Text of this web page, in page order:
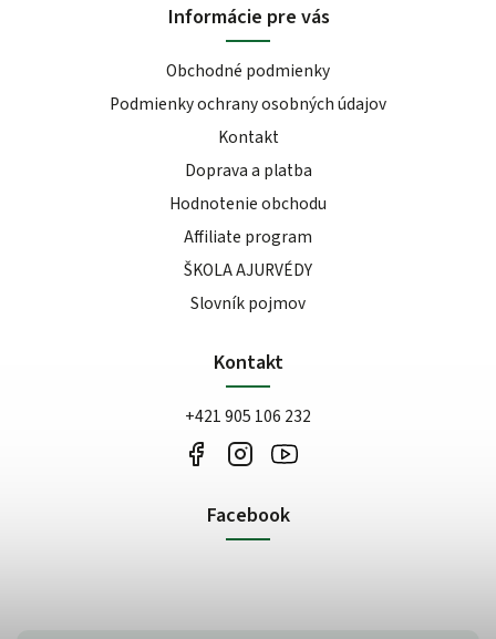
Informácie pre vás
Obchodné podmienky
Podmienky ochrany osobných údajov
Kontakt
Doprava a platba
Hodnotenie obchodu
Affiliate program
ŠKOLA AJURVÉDY
Slovník pojmov
Kontakt
+421 905 106 232
Facebook